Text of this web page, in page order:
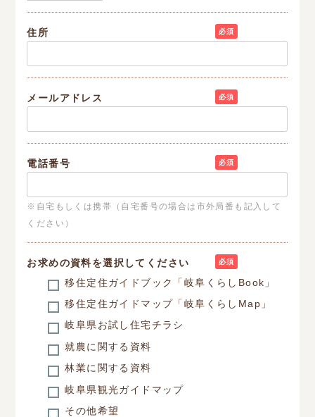
住所 必須
メールアドレス 必須
電話番号 必須
※自宅もしくは携帯（自宅番号の場合は市外局番も記入して
ください）
お求めの資料を選択してください 必須
移住定住ガイドブック「岐阜くらしBook」
移住定住ガイドマップ「岐阜くらしMap」
岐阜県お試し住宅チラシ
就農に関する資料
林業に関する資料
岐阜県観光ガイドマップ
その他希望